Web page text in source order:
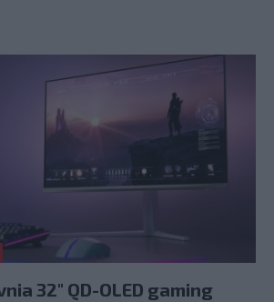
32″ QD-OLED gaming